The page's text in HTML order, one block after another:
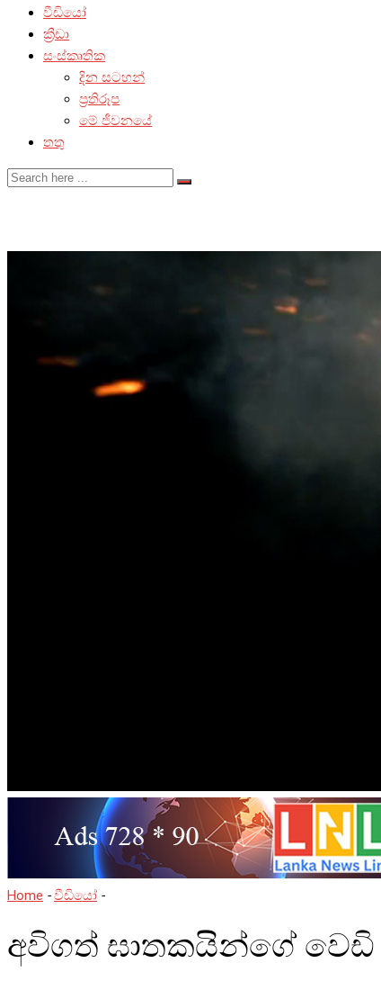
වීඩියෝ
ක්‍රීඩා
සංස්කෘතික
දින සටහන්
ප්‍රතිරූප
මේ ජීවනයේ
තතු
Home -වීඩියෝ -
අවිගත් ඝාතකයින්ගේ